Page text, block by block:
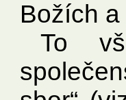
Božích
To